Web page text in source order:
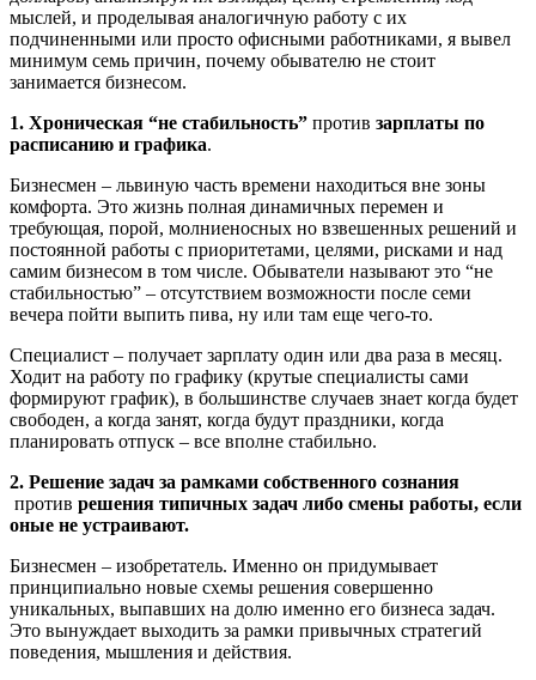
мыслей, и проделывая аналогичную работу с их
подчиненными или просто офисными работниками, я вывел
минимум семь причин, почему обывателю не стоит
занимается бизнесом.
1. Хроническая “не стабильность” против зарплаты по
расписанию и графика.
Бизнесмен – львиную часть времени находиться вне зоны
комфорта. Это жизнь полная динамичных перемен и
требующая, порой, молниеносных но взвешенных решений и
постоянной работы с приоритетами, целями, рисками и над
самим бизнесом в том числе. Обыватели называют это “не
стабильностью” – отсутствием возможности после семи
вечера пойти выпить пива, ну или там еще чего-то.
Специалист – получает зарплату один или два раза в месяц.
Ходит на работу по графику (крутые специалисты сами
формируют график), в большинстве случаев знает когда будет
свободен, а когда занят, когда будут праздники, когда
планировать отпуск – все вполне стабильно.
2. Решение задач за рамками собственного сознания
против решения типичных задач либо смены работы, если
оные не устраивают.
Бизнесмен – изобретатель. Именно он придумывает
принципиально новые схемы решения совершенно
уникальных, выпавших на долю именно его бизнеса задач.
Это вынуждает выходить за рамки привычных стратегий
поведения, мышления и действия.